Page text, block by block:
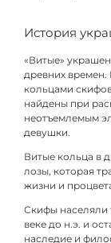
История
«Витые»
древних
кольцами
найдены при
неотъемлемым
девушки.
Витые кольца в
лозы, которая
жизни и
Скифы населяли
веке до н.э. и
наследие и